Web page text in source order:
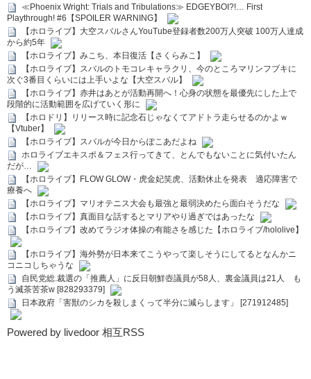
≪Phoenix Wright: Trials and Tribulations≫ EDGEYBOI?!… First
Playthrough! #6【SPOILER WARNING】
【ホロライブ】大空スバルさんYouTube登録者数200万人突破 100万人達成
から約5年
【ホロライブ】みこち、本日復活【さくらみこ】
【ホロライブ】スバルのトモコレキャラクリ、今のところマリンフブキに
次ぐ3番目くらいには上手いよな【大空スバル】
【ホロライブ】赤井はあとが活動再開へ！心身の状態を最優先にした上で
段階的に活動範囲を広げていく形に
【ホロドリ】リリース時に記念石じゃなくてアドトラ走らせるのかよｗ
【Vtuber】
【ホロライブ】スバルが今日からぽこあだよね
ホロライブエキスポ＆フェス行ってきて、とんでもないことに気付いたん
だが…
【ホロライブ】FLOW GLOW・虎金妃笑虎、活動休止を発表 適応障害で
療養へ
【ホロライブ】マリオテニス大会も最強と最弱決めたら面白そうだな
【ホロライブ】真面目な話するとマリアやり過ぎではあったな
【ホロライブ】改めてラジオ体操の有能さを感じた【ホロライブ/hololive】
【ホロライブ】海外勢が日本来てこうやって楽しそうにしてるとなんかニ
コニコしちゃうな
自民党総.裁選の「推薦人」に反日朝鮮壺議員が58人、裏金議員は21人 も
う滅茶苦茶w [828293379]
日本政府「害獣のシカを殺しまくって半分に減らします」 [271912485]
Powered by livedoor 相互RSS